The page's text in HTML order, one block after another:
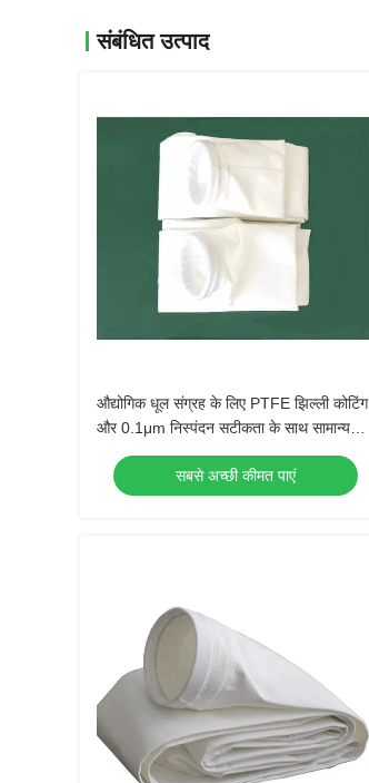
संबंधित उत्पाद
औद्योगिक धूल संग्रह के लिए PTFE झिल्ली कोटिंग
और 0.1μm निस्पंदन सटीकता के साथ सामान्य
तापमान पॉलिएस्टर फिल्टर बैग
सबसे अच्छी कीमत पाएं